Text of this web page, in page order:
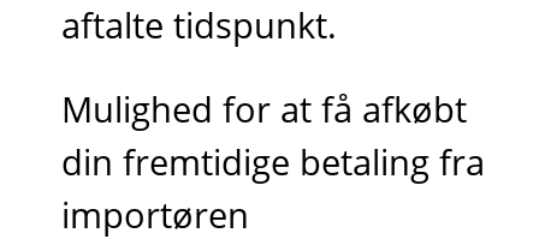
aftalte tidspunkt.
Mulighed for at få afkøbt
din fremtidige betaling fra
importøren